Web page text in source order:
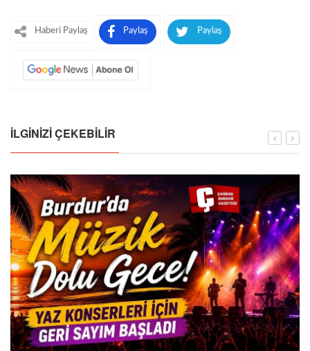
Haberi Paylaş Paylaş Paylaş
İLGINIZI ÇEKEBILIR